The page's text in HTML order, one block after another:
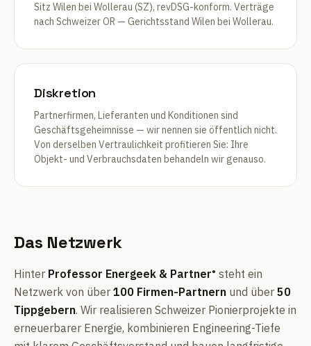
Sitz Wilen bei Wollerau (SZ), revDSG-konform. Verträge
nach Schweizer OR — Gerichtsstand Wilen bei Wollerau.
Diskretion
Partnerfirmen, Lieferanten und Konditionen sind
Geschäftsgeheimnisse — wir nennen sie öffentlich nicht.
Von derselben Vertraulichkeit profitieren Sie: Ihre
Objekt- und Verbrauchsdaten behandeln wir genauso.
Das Netzwerk
Hinter Professor Energeek & Partner® steht ein
Netzwerk von über 100 Firmen-Partnern und über 50
Tippgebern. Wir realisieren Schweizer Pionierprojekte in
erneuerbarer Energie, kombinieren Engineering-Tiefe